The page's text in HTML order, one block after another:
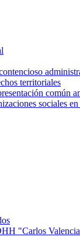
territoriales
común
sociales
"Carlos